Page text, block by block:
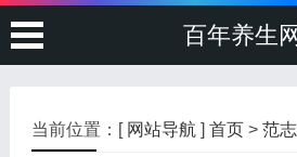
百年养生网
当前位置：[ 网站导航 ] 首页> 范